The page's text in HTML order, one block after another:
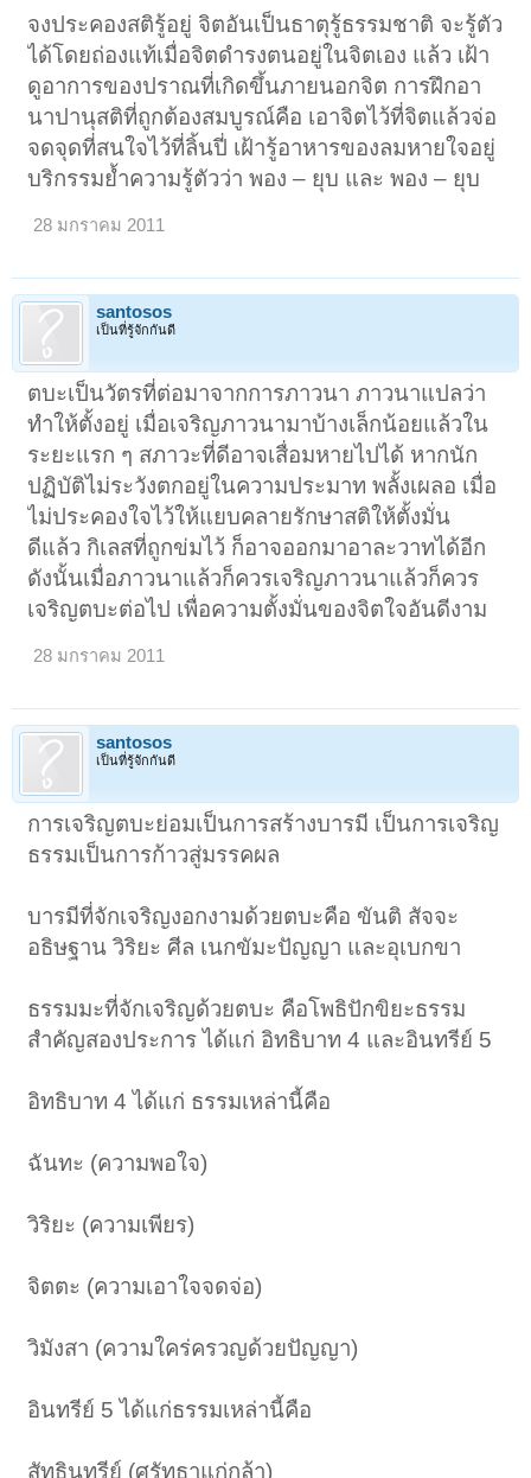
จงประคองสติรู้อยู่ จิตอันเป็นธาตุรู้ธรรมชาติ จะรู้ตัว
ได้โดยถ่องแท้เมื่อจิตดำรงตนอยู่ในจิตเอง แล้ว เฝ้า
ดูอาการของปราณที่เกิดขึ้นภายนอกจิต การฝึกอา
นาปานุสติที่ถูกต้องสมบูรณ์คือ เอาจิตไว้ที่จิตแล้วจ่อ
จดจุดที่สนใจไว้ที่ลิ้นปี่ เฝ้ารู้อาหารของลมหายใจอยู่
บริกรรมย้ำความรู้ตัวว่า พอง – ยุบ และ พอง – ยุบ
28 มกราคม 2011
santosos
เป็นที่รู้จักกันดี
ตบะเป็นวัตรที่ต่อมาจากการภาวนา ภาวนาแปลว่า
ทำให้ตั้งอยู่ เมื่อเจริญภาวนามาบ้างเล็กน้อยแล้วใน
ระยะแรก ๆ สภาวะที่ดีอาจเสื่อมหายไปได้ หากนัก
ปฏิบัติไม่ระวังตกอยู่ในความประมาท พลั้งเผลอ เมื่อ
ไม่ประคองใจไว้ให้แยบคลายรักษาสติให้ตั้งมั่น
ดีแล้ว กิเลสที่ถูกข่มไว้ ก็อาจออกมาอาละวาทได้อีก
ดังนั้นเมื่อภาวนาแล้วก็ควรเจริญภาวนาแล้วก็ควร
เจริญตบะต่อไป เพื่อความตั้งมั่นของจิตใจอันดีงาม
28 มกราคม 2011
santosos
เป็นที่รู้จักกันดี
การเจริญตบะย่อมเป็นการสร้างบารมี เป็นการเจริญ
ธรรมเป็นการก้าวสู่มรรคผล
บารมีที่จักเจริญงอกงามด้วยตบะคือ ขันติ สัจจะ
อธิษฐาน วิริยะ ศีล เนกขัมะปัญญา และอุเบกขา
ธรรมมะที่จักเจริญด้วยตบะ คือโพธิปักขิยะธรรม
สำคัญสองประการ ได้แก่ อิทธิบาท 4 และอินทรีย์ 5
อิทธิบาท 4 ได้แก่ ธรรมเหล่านี้คือ
ฉันทะ (ความพอใจ)
วิริยะ (ความเพียร)
จิตตะ (ความเอาใจจดจ่อ)
วิมังสา (ความใคร่ครวญด้วยปัญญา)
อินทรีย์ 5 ได้แก่ธรรมเหล่านี้คือ
สัทธินทรีย์ (ศรัทธาแก่กล้า)